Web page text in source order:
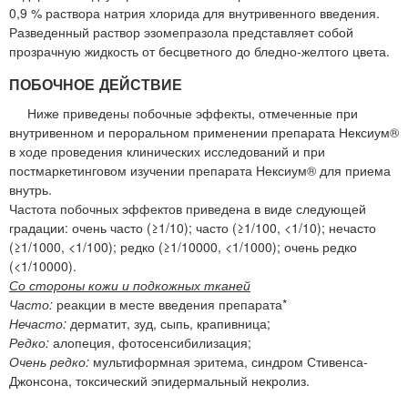
0,9 % раствора натрия хлорида для внутривенного введения.
Разведенный раствор эзомепразола представляет собой
прозрачную жидкость от бесцветного до бледно-желтого цвета.
ПОБОЧНОЕ ДЕЙСТВИЕ
Ниже приведены побочные эффекты, отмеченные при
внутривенном и пероральном применении препарата Нексиум®
в ходе проведения клинических исследований и при
постмаркетинговом изучении препарата Нексиум® для приема
внутрь.
Частота побочных эффектов приведена в виде следующей
градации: очень часто (≥1/10); часто (≥1/100, <1/10); нечасто
(≥1/1000, <1/100); редко (≥1/10000, <1/1000); очень редко
(<1/10000).
Со стороны кожи и подкожных тканей
Часто: реакции в месте введения препарата*
Нечасто: дерматит, зуд, сыпь, крапивница;
Редко: алопеция, фотосенсибилизация;
Очень редко: мультиформная эритема, синдром Стивенса-
Джонсона, токсический эпидермальный некролиз.